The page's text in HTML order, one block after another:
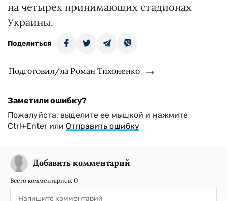
на четырех принимающих стадионах
Украины.
Поделиться
Подготовил/ла Роман Тихоненко
Заметили ошибку?
Пожалуйста, выделите ее мышкой и нажмите
Ctrl+Enter или Отправить ошибку
Добавить комментарий
Всего комментариев: 0